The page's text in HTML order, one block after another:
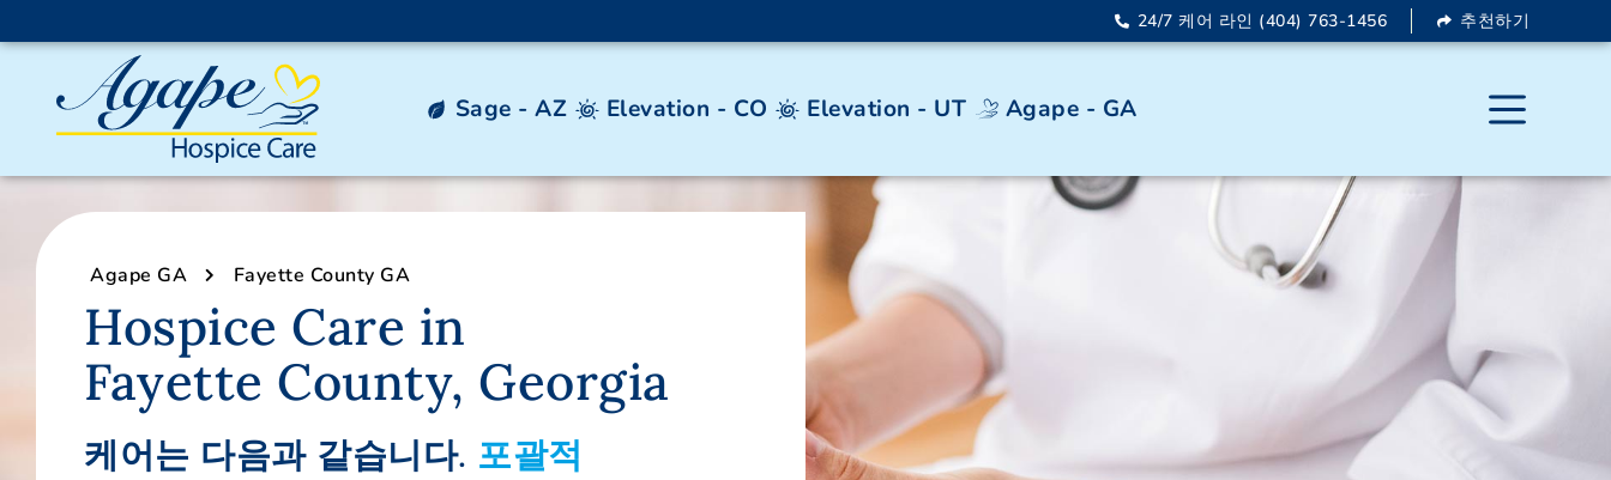
24/7 케어 라인 (404) 763-1456 추천하기
Sage - AZ Elevation - CO Elevation - UT Agape - GA
Agape GA Fayette County GA
Hospice Care in
Fayette County, Georgia
케어는 다음과 같습니다. 포괄적